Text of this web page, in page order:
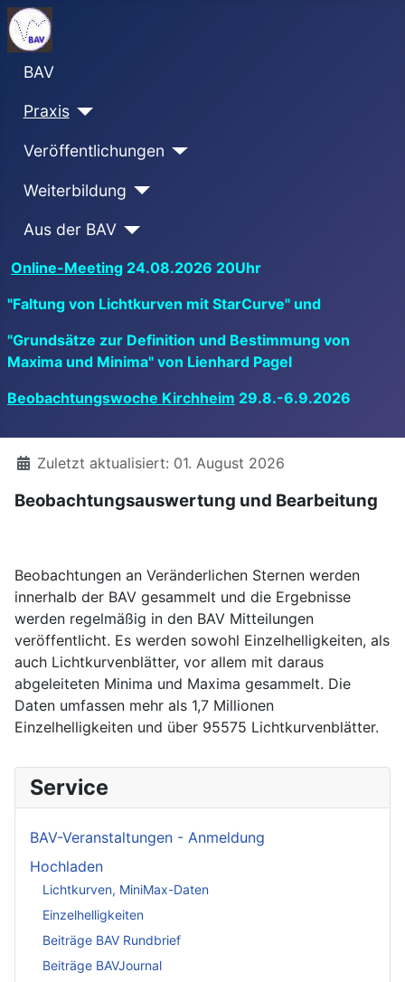
BAV
Praxis
Veröffentlichungen
Weiterbildung
Aus der BAV
Online-Meeting 24.08.2026 20Uhr
"Faltung von Lichtkurven mit StarCurve" und
"Grundsätze zur Definition und Bestimmung von
Maxima und Minima" von Lienhard Pagel
Beobachtungswoche Kirchheim 29.8.-6.9.2026
DetailsZuletzt aktualisiert: 01. August 2026
Beobachtungsauswertung und Bearbeitung
Beobachtungen an Veränderlichen Sternen werden
innerhalb der BAV gesammelt und die Ergebnisse
werden regelmäßig in den BAV Mitteilungen
veröffentlicht. Es werden sowohl Einzelhelligkeiten, als
auch Lichtkurvenblätter, vor allem mit daraus
abgeleiteten Minima und Maxima gesammelt. Die
Daten umfassen mehr als 1,7 Millionen
Einzelhelligkeiten und über 95575 Lichtkurvenblätter.
Service
BAV-Veranstaltungen - Anmeldung
Hochladen
Lichtkurven, MiniMax-Daten
Einzelhelligkeiten
Beiträge BAV Rundbrief
Beiträge BAVJournal